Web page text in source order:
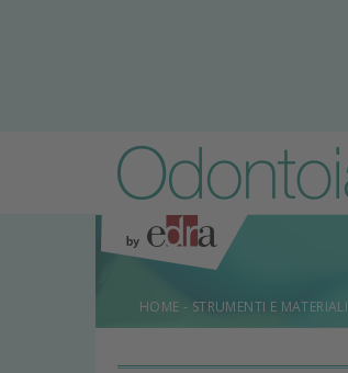
HOME - STRUMENTI E MATERIALI